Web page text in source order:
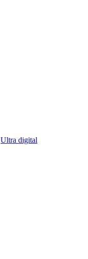
Ultra digital